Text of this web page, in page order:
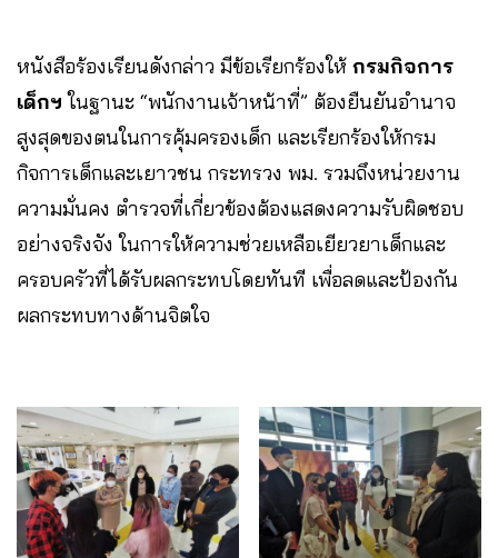
หนังสือร้องเรียนดังกล่าว มีข้อเรียกร้องให้ กรมกิจการ
เด็กฯ ในฐานะ “พนักงานเจ้าหน้าที่” ต้องยืนยันอำนาจ
สูงสุดของตนในการคุ้มครองเด็ก และเรียกร้องให้กรม
กิจการเด็กและเยาวชน กระทรวง พม. รวมถึงหน่วยงาน
ความมั่นคง ตำรวจที่เกี่ยวข้องต้องแสดงความรับผิดชอบ
อย่างจริงจัง ในการให้ความช่วยเหลือเยียวยาเด็กและ
ครอบครัวที่ได้รับผลกระทบโดยทันที เพื่อลดและป้องกัน
ผลกระทบทางด้านจิตใจ